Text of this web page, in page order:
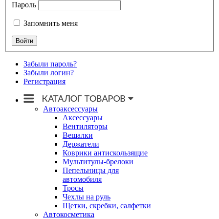
Пароль
Запомнить меня
Забыли пароль?
Забыли логин?
Регистрация
Автоаксессуары
Аксессуары
Вентиляторы
Вешалки
Держатели
Коврики антискользящие
Мультитулы-брелоки
Пепельницы для
автомобиля
Тросы
Чехлы на руль
Щетки, скребки, салфетки
Автокосметика